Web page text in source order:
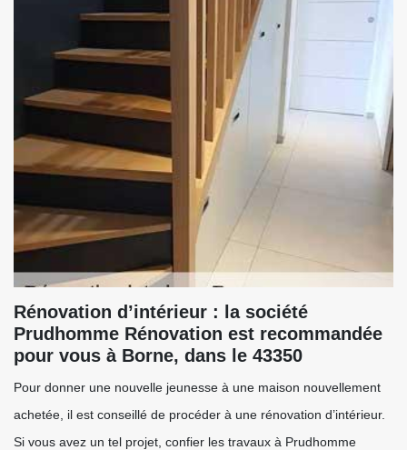
Rénovation d’intérieur : la société
Prudhomme Rénovation est recommandée
pour vous à Borne, dans le 43350
Pour donner une nouvelle jeunesse à une maison nouvellement
achetée, il est conseillé de procéder à une rénovation d’intérieur.
Si vous avez un tel projet, confier les travaux à Prudhomme